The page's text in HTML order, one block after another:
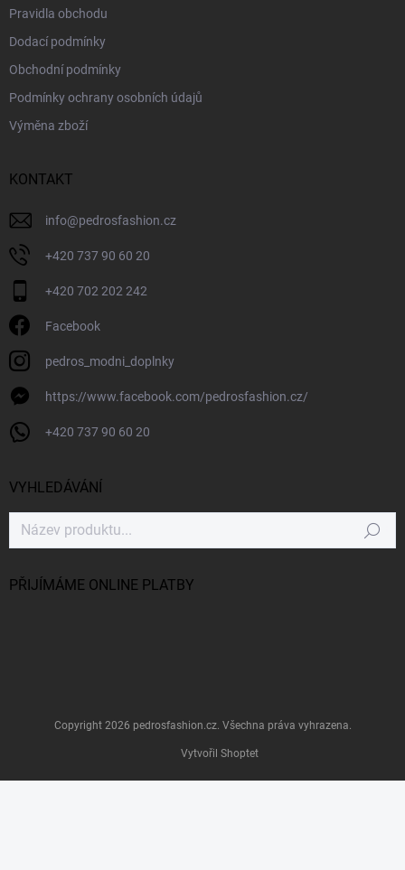
Pravidla obchodu
Dodací podmínky
Obchodní podmínky
Podmínky ochrany osobních údajů
Výměna zboží
KONTAKT
info@pedrosfashion.cz
+420 737 90 60 20
+420 702 202 242
Facebook
pedros_modni_doplnky
https://www.facebook.com/pedrosfashion.cz/
+420 737 90 60 20
VYHLEDÁVÁNÍ
Hledat
PŘIJÍMÁME ONLINE PLATBY
Vytvořil Shoptet
Copyright 2026 pedrosfashion.cz. Všechna práva vyhrazena.